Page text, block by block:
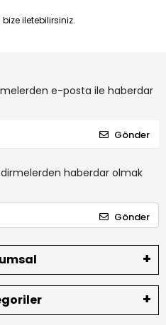
iletebilirsiniz.
e-posta ile haberdar
Gönder
haberdar olmak
Gönder